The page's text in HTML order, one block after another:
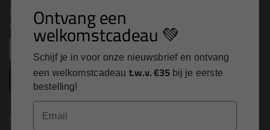
Nieuws, tips en exclusieve deals rechtstreeks in je
inbox
Inschrijven
Kitcentrum is trots op:
Ontvang een
welkomstcadeau 💚
Schijf je in voor onze nieuwsbrief en ontvang
een welkomstcadeau t.w.v. €35 bij je eerste
bestelling!
Email